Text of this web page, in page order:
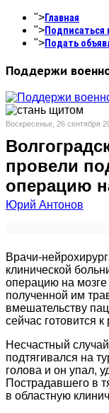
">Главная
">Подписаться
">Подать
Поддержи
Воскресенье, 26 сентября
провели
операцию
Юрий Антонов
Врачи-
клинической
операцию на мозге
полученной им
вмешательству
сейчас готовится
Несчастный
подтягивался на
голова и он упал,
Пострадавшего в
в областную